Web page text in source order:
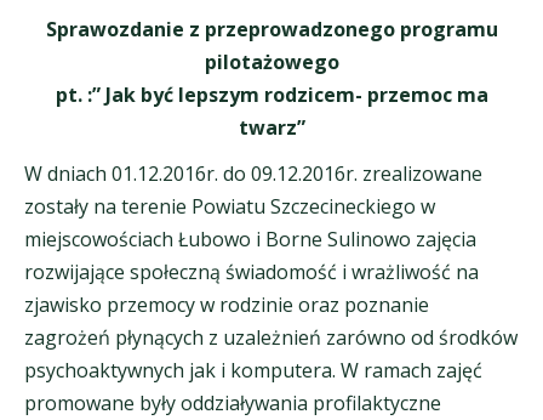
Sprawozdanie z przeprowadzonego programu
pilotażowego
pt. :” Jak być lepszym rodzicem- przemoc ma
twarz”
W dniach 01.12.2016r. do 09.12.2016r. zrealizowane
zostały na terenie Powiatu Szczecineckiego w
miejscowościach Łubowo i Borne Sulinowo zajęcia
rozwijające społeczną świadomość i wrażliwość na
zjawisko przemocy w rodzinie oraz poznanie
zagrożeń płynących z uzależnień zarówno od środków
psychoaktywnych jak i komputera. W ramach zajęć
promowane były oddziaływania profilaktyczne